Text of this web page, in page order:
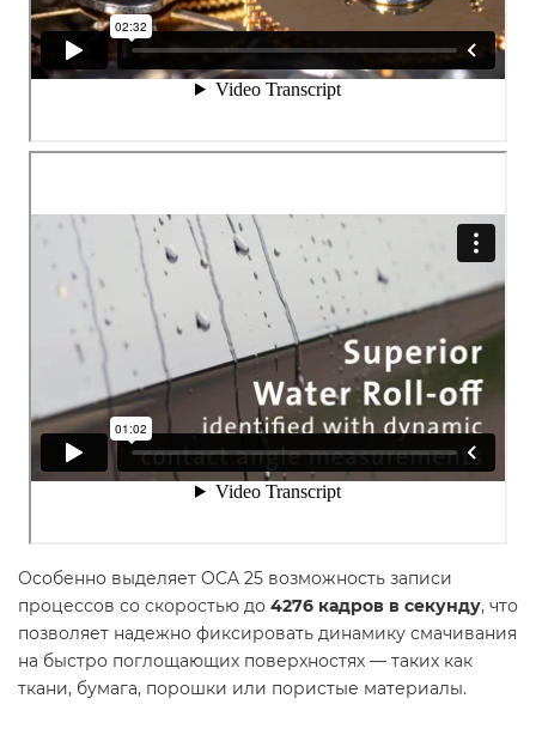
Особенно выделяет OCA 25 возможность записи
процессов со скоростью до 4276 кадров в секунду, что
позволяет надежно фиксировать динамику смачивания
на быстро поглощающих поверхностях — таких как
ткани, бумага, порошки или пористые материалы.